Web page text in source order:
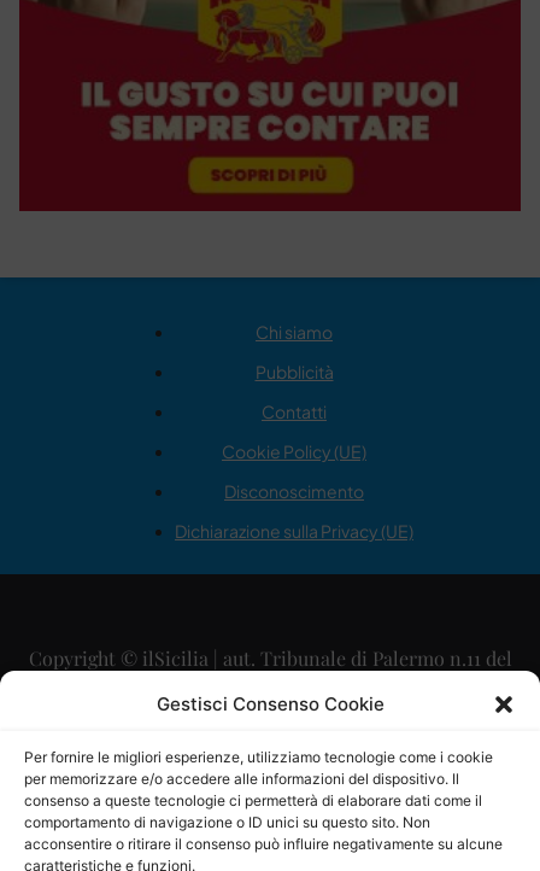
Gestisci Consenso Cookie
Per fornire le migliori esperienze, utilizziamo tecnologie come i cookie
per memorizzare e/o accedere alle informazioni del dispositivo. Il
consenso a queste tecnologie ci permetterà di elaborare dati come il
comportamento di navigazione o ID unici su questo sito. Non
acconsentire o ritirare il consenso può influire negativamente su alcune
caratteristiche e funzioni.
Chi siamo
Pubblicità
Contatti
Cookie Policy (UE)
Disconoscimento
Dichiarazione sulla Privacy (UE)
Copyright © ilSicilia | aut. Tribunale di Palermo n.11 del
29/09/2015
Direttore Editoriale: Maurizio Scaglione
Direttore Responsabile: Maria Calabrese